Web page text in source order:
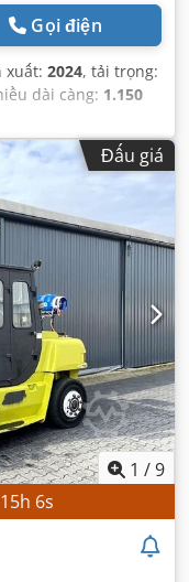
Gọi điện
xuất: 2024, tải trọng:
dài càng: 1.150
Đấu giá
1 /9
15h 4s